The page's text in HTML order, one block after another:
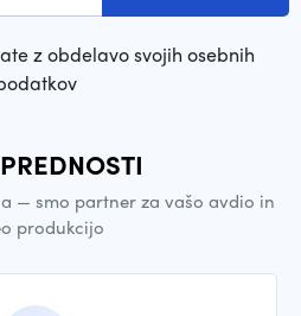
z obdelavo svojih osebnih
— smo partner za vašo avdio in
produkcijo